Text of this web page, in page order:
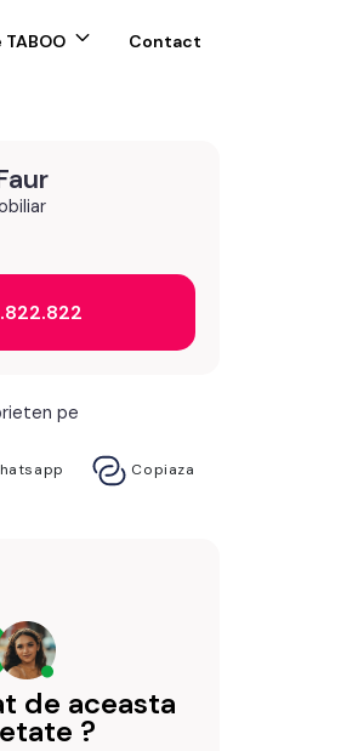
Contact
pe
Copiaza
de aceasta
?